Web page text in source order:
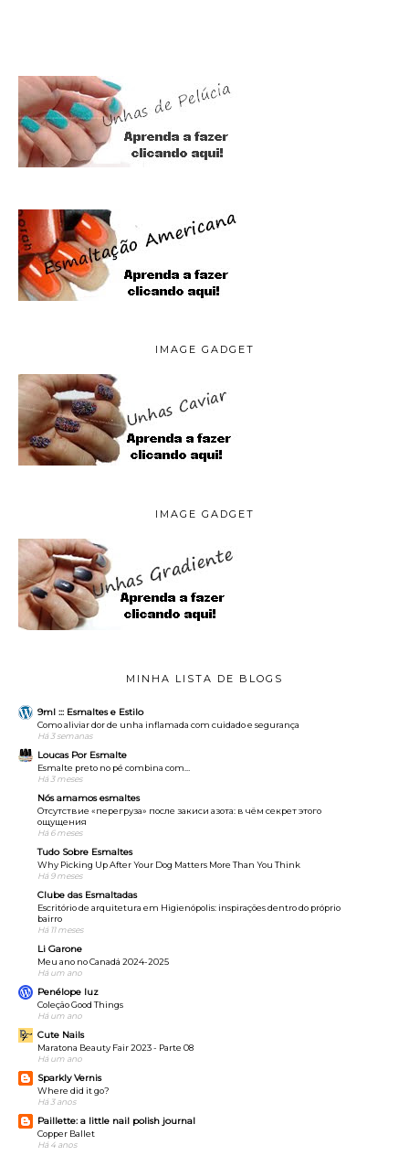
IMAGE GADGET
IMAGE GADGET
MINHA LISTA DE BLOGS
9ml ::: Esmaltes e Estilo
Como aliviar dor de unha inflamada com cuidado e segurança
Há 3 semanas
Loucas Por Esmalte
Esmalte preto no pé combina com…
Há 3 meses
Nós amamos esmaltes
Отсутствие «перегруза» после закиси азота: в чём секрет этого
ощущения
Há 6 meses
Tudo Sobre Esmaltes
Why Picking Up After Your Dog Matters More Than You Think
Há 9 meses
Clube das Esmaltadas
Escritório de arquitetura em Higienópolis: inspirações dentro do próprio
bairro
Há 11 meses
Li Garone
Meu ano no Canadá 2024-2025
Há um ano
Penélope luz
Coleção Good Things
Há um ano
Cute Nails
Maratona Beauty Fair 2023 - Parte 08
Há um ano
Sparkly Vernis
Where did it go?
Há 3 anos
Paillette: a little nail polish journal
Copper Ballet
Há 4 anos